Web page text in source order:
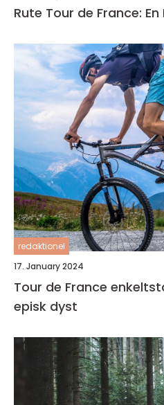
Rute Tour de France:
redaktionel
17. January 2024
Tour de France
episk dyst